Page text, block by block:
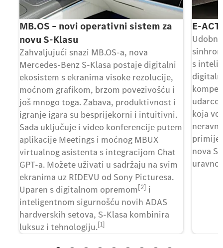
MB.OS – novi operativni sistem za
novu S-Klasu
Zahvaljujući snazi ​​MB.OS-a, nova
Mercedes-Benz S-Klasa postaje digitalni
ekosistem s ekranima visoke rezolucije,
moćnom grafikom, brzom povezivošću i
još mnogo toga. Zabava, produktivnost i
igranje igara su besprijekorni i intuitivni.
Sada uključuje i video konferencije putem
aplikacije Meetings i moćnog MBUX
virtualnog asistenta s integracijom Chat
GPT-a. Možete uživati ​​u sadržaju na svim
ekranima uz RIDEVU od Sony Picturesa.
Uparen s digitalnom opremom[2] i
inteligentnom sigurnošću novih ADAS
hardverskih setova, S-Klasa kombinira
luksuz i tehnologiju.[1]
E-
s
koja
nova